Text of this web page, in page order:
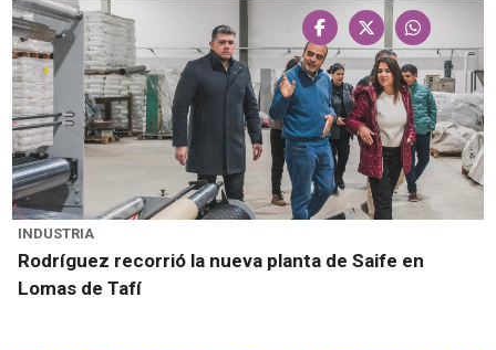
INDUSTRIA
Rodríguez recorrió la nueva planta de Saife en
Lomas de Tafí